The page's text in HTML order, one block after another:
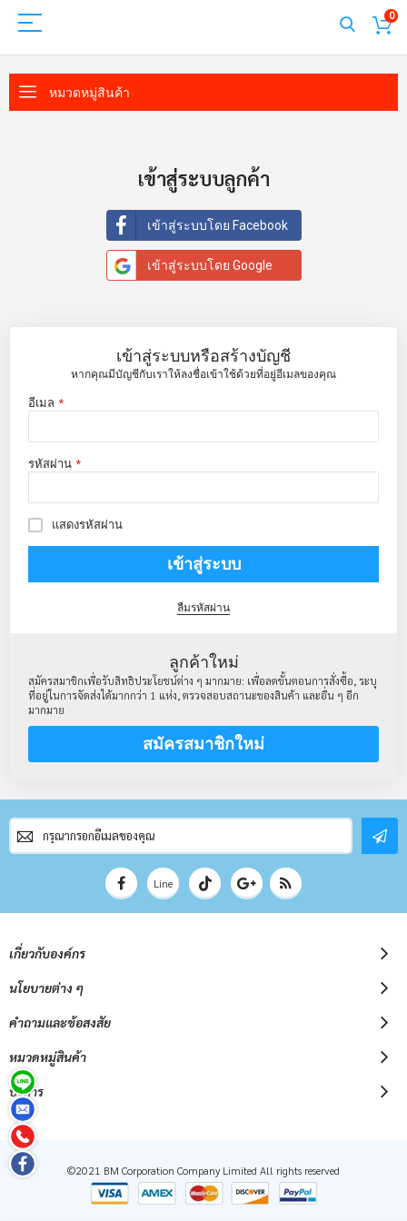
0
หมวดหมู่สินค้า
เข้าสู่ระบบลูกค้า
เข้าสู่ระบบโดย Facebook
เข้าสู่ระบบโดย Google
เข้าสู่ระบบหรือสร้างบัญชี
หากคุณมีบัญชีกับเราให้ลงชื่อเข้าใช้ด้วยที่อยู่อีเมลของคุณ
อีเมล
รหัสผ่าน
แสดงรหัสผ่าน
เข้าสู่ระบบ
ลืมรหัสผ่าน
ลูกค้าใหม่
สมัครสมาชิกเพื่อรับสิทธิประโยชน์ต่าง ๆ มากมาย: เพื่อลดขั้นตอนการสั่งซื้อ, ระบุ
ที่อยู่ในการจัดส่งได้มากกว่า 1 แห่ง, ตรวจสอบสถานะของสินค้า และอื่น ๆ อีก
มากมาย
สมัครสมาชิกใหม่
สมัคร
สมาชิก
จดหมาย
Line
เกี่ยวกับองค์กร
นโยบายต่าง ๆ
คำถามและข้อสงสัย
หมวดหมู่สินค้า
บริการ
©2021 BM Corporation Company Limited All rights reserved